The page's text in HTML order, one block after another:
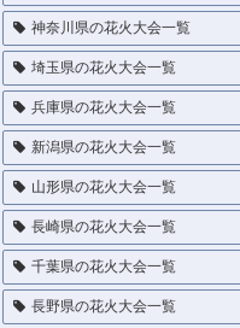
神奈川県の花火大会一覧
埼玉県の花火大会一覧
兵庫県の花火大会一覧
新潟県の花火大会一覧
山形県の花火大会一覧
長崎県の花火大会一覧
千葉県の花火大会一覧
長野県の花火大会一覧